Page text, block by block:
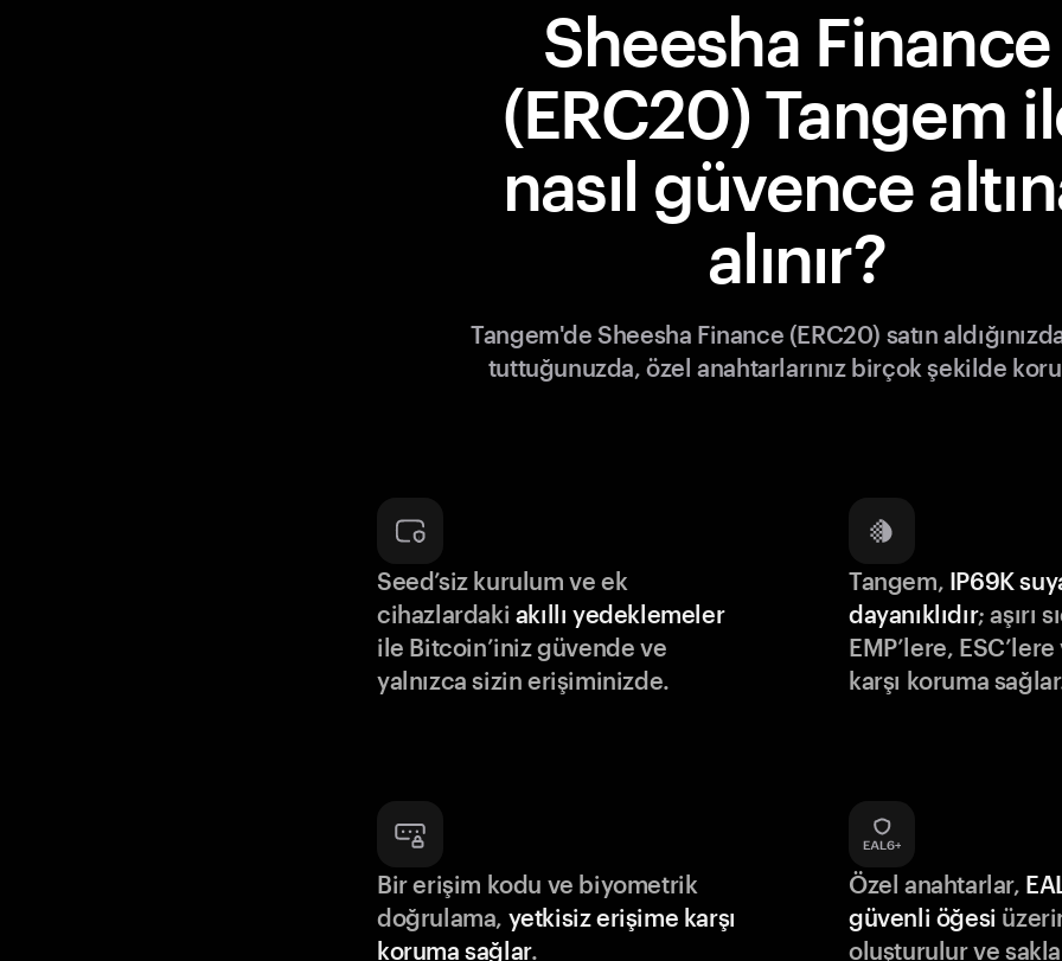
Sheesha Finance
(ERC20) Tangem
nasıl güvence
alınır?
Tangem'de Sheesha Finance (ERC20) satın
tuttuğunuzda, özel anahtarlarınız birçok şekilde
Seed’siz kurulum ve ek
cihazlardaki akıllı yedeklemeler
ile Bitcoin’iniz güvende ve
yalnızca sizin erişiminizde.
Tangem, IP69K
dayanıklıdır; aşırı
EMP’lere, ESC’lere
karşı koruma
Bir erişim kodu ve biyometrik
doğrulama, yetkisiz erişime karşı
koruma sağlar.
Özel anahtarlar,
güvenli öğesi
oluşturulur ve